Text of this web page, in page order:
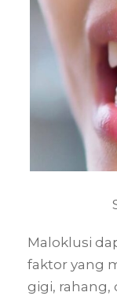
Maloklusi
faktor yang
gigi, rahang,